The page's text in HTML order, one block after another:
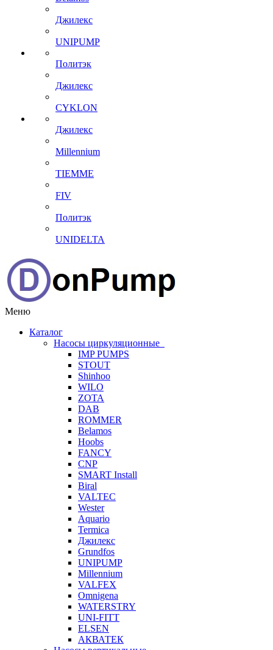
Джилекс
UNIPUMP
Политэк
Джилекс
CYKLON
Джилекс
Millennium
TIEMME
FIV
Политэк
UNIDELTA
Меню
Каталог
Насосы циркуляционные
IMP PUMPS
STOUT
Shinhoo
WILO
ZOTA
DAB
ROMMER
Belamos
Hoobs
FANCY
CNP
SMART Install
Biral
VALTEC
Wester
Aquario
Termica
Джилекс
Grundfos
UNIPUMP
Millennium
VALFEX
Omnigena
WATERSTRY
UNI-FITT
ELSEN
АКВАТЕК